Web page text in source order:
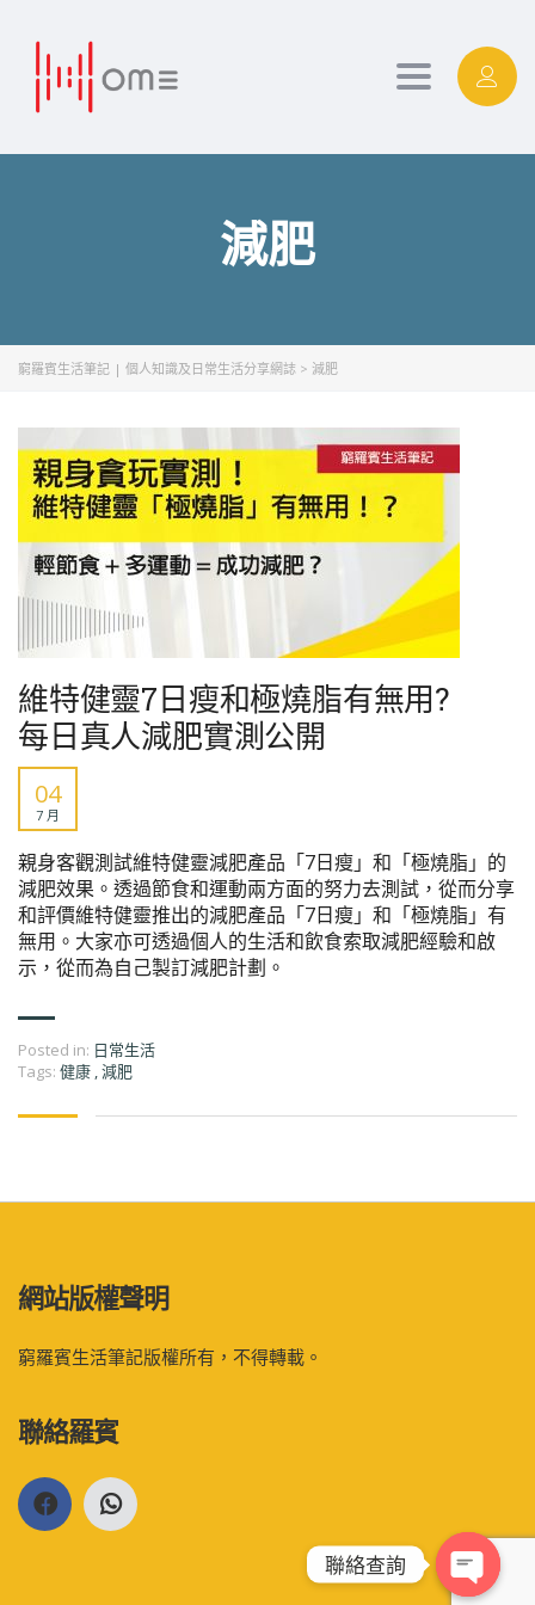
Toggle
navigation
減肥
窮羅賓生活筆記 | 個人知識及日常生活分享網誌 > 減肥
維特健靈7日瘦和極燒脂有無用?
每日真人減肥實測公開
04
7 月
親身客觀測試維特健靈減肥產品「7日瘦」和「極燒脂」的
減肥效果。透過節食和運動兩方面的努力去測試，從而分享
和評價維特健靈推出的減肥產品「7日瘦」和「極燒脂」有
無用。大家亦可透過個人的生活和飲食索取減肥經驗和啟
示，從而為自己製訂減肥計劃。
Posted in: 日常生活
Tags: 健康 ,減肥
網站版權聲明
窮羅賓生活筆記版權所有，不得轉載。
聯絡羅賓
聯絡查詢